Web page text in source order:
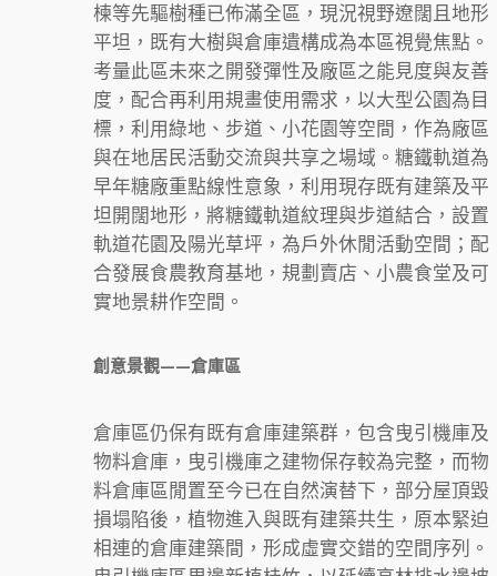
楝等先驅樹種已佈滿全區，現況視野遼闊且地形
平坦，既有大樹與倉庫遺構成為本區視覺焦點。
考量此區未來之開發彈性及廠區之能見度與友善
度，配合再利用規畫使用需求，以大型公園為目
標，利用綠地、步道、小花園等空間，作為廠區
與在地居民活動交流與共享之場域。糖鐵軌道為
早年糖廠重點線性意象，利用現存既有建築及平
坦開闊地形，將糖鐵軌道紋理與步道結合，設置
軌道花園及陽光草坪，為戶外休閒活動空間；配
合發展食農教育基地，規劃賣店、小農食堂及可
實地景耕作空間。
創意景觀——倉庫區
倉庫區仍保有既有倉庫建築群，包含曳引機庫及
物料倉庫，曳引機庫之建物保存較為完整，而物
料倉庫區閒置至今已在自然演替下，部分屋頂毀
損塌陷後，植物進入與既有建築共生，原本緊迫
相連的倉庫建築間，形成虛實交錯的空間序列。